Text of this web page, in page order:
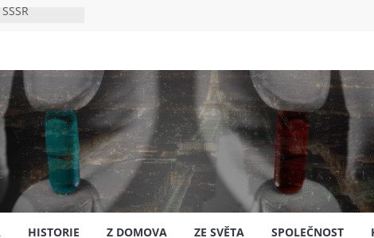
HISTORIE Z DOMOVA ZE SVĚTA SPOLEČNOST